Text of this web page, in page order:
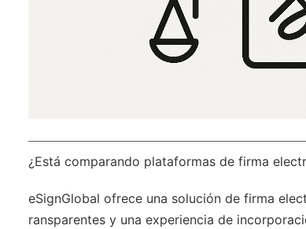
¿Está comparando plataformas de firma
eSignGlobal ofrece una solución de firma
ransparentes y una experiencia de